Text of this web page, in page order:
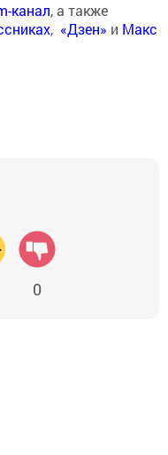
канал, а также
, «Дзен» и Макс
0